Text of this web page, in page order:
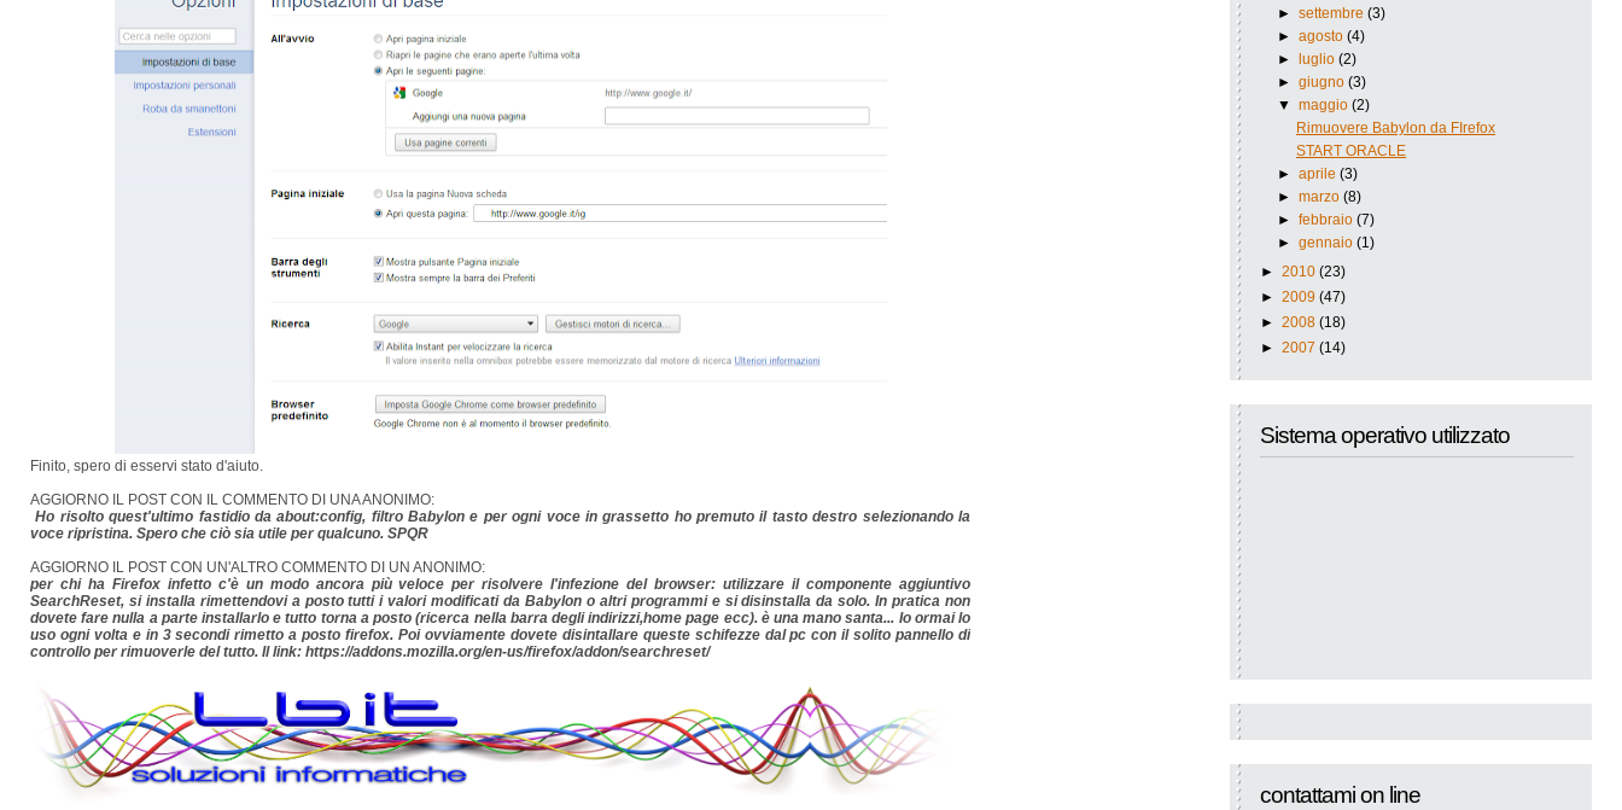
►settembre (3)
►agosto (4)
►
luglio (2)
►giugno (3)
▼ maggio (2)
Rimuovere Babylon da FIrefox
START ORACLE
►aprile (3)
►marzo (8)
►febbraio (7)
►gennaio (1)
► 2010 (23)
► 2009 (47)
► 2008 (18)
► 2007 (14)
Sistema operativo utilizzato
contattami on line
Finito, spero di esservi stato d'aiuto.
AGGIORNO IL POST CON IL COMMENTO DI UNA ANONIMO:
Ho risolto quest'ultimo fastidio da about:config, filtro Babylon e per ogni voce in grassetto ho premuto il tasto destro selezionando la
voce ripristina. Spero che ciò sia utile per qualcuno. SPQR
AGGIORNO IL POST CON UN'ALTRO COMMENTO DI UN ANONIMO:
per chi ha Firefox infetto c'è un modo ancora più veloce per risolvere l'infezione del browser: utilizzare il componente aggiuntivo
SearchReset, si installa rimettendovi a posto tutti i valori modificati da Babylon o altri programmi e si disinstalla da solo. In pratica non
dovete fare nulla a parte installarlo e tutto torna a posto (ricerca nella barra degli indirizzi,home page ecc). è una mano santa... Io ormai lo
uso ogni volta e in 3 secondi rimetto a posto firefox. Poi ovviamente dovete disintallare queste schifezze dal pc con il solito pannello di
controllo per rimuoverle del tutto. Il link: https://addons.mozilla.org/en-us/firefox/addon/searchreset/